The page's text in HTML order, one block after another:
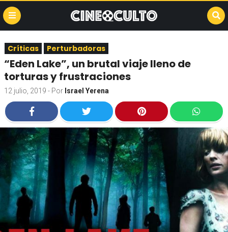
Críticas Perturbadoras
“Eden Lake”, un brutal viaje lleno de
torturas y frustraciones
12 julio, 2019 - Por Israel Yerena